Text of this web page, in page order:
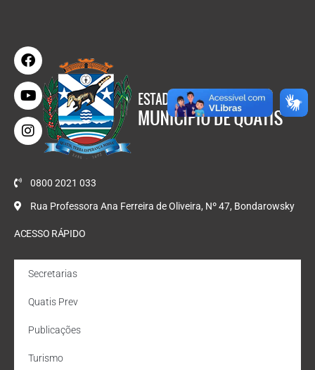
0800 2021 033
Rua Professora Ana Ferreira de Oliveira, Nº 47, Bondarowsky
ACESSO RÁPIDO
Secretarias
Quatis Prev
Publicações
Turismo